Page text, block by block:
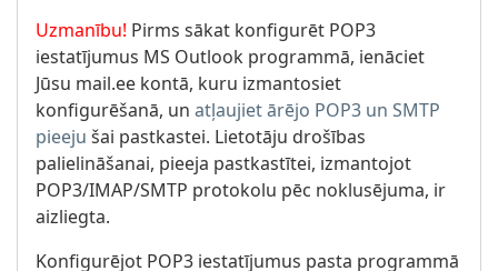
Uzmanību! Pirms sākat konfigurēt POP3
iestatījumus MS Outlook programmā, ienāciet
Jūsu mail.ee kontā, kuru izmantosiet
konfigurēšanā, un atļaujiet ārējo POP3 un SMTP
pieeju šai pastkastei. Lietotāju drošības
palielināšanai, pieeja pastkastītei, izmantojot
POP3/IMAP/SMTP protokolu pēc noklusējuma, ir
aizliegta.
Konfigurējot POP3 iestatījumus pasta programmā